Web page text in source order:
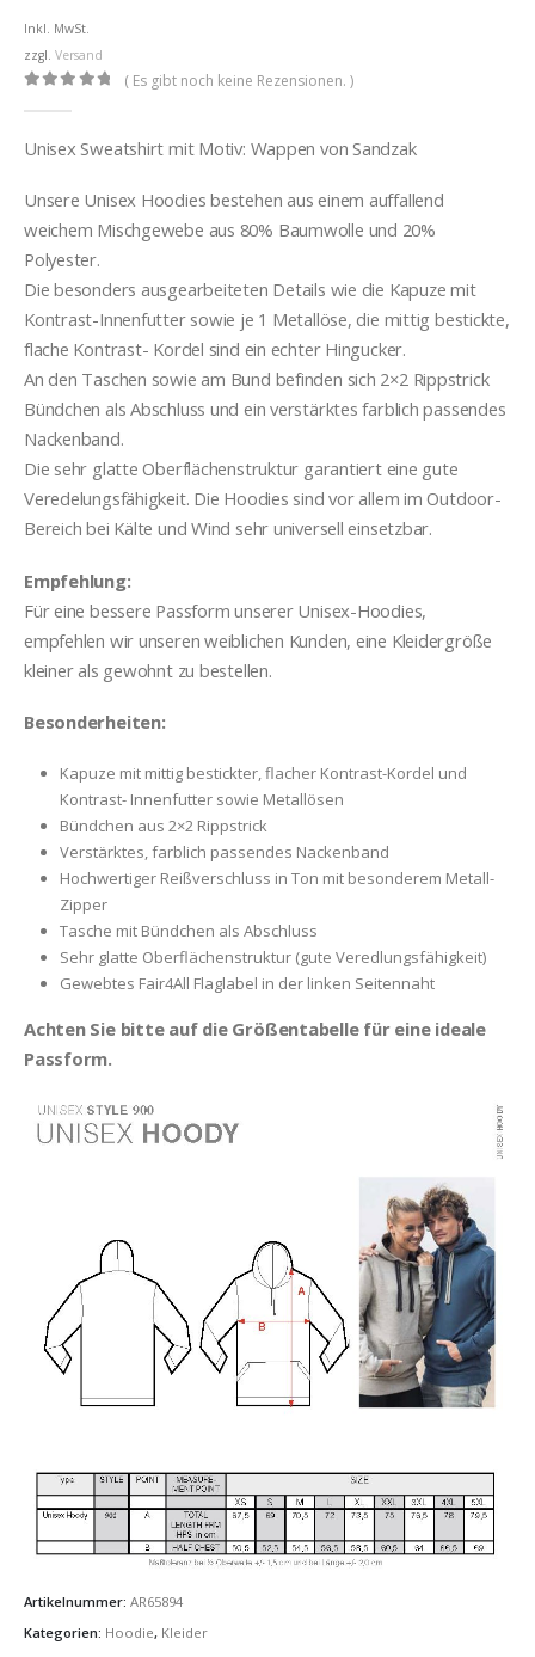
Inkl. MwSt.
zzgl. Versand
( Es gibt noch keine Rezensionen. )
Unisex Sweatshirt mit Motiv: Wappen von Sandzak
Unsere Unisex Hoodies bestehen aus einem auffallend
weichem Mischgewebe aus 80% Baumwolle und 20%
Polyester.
Die besonders ausgearbeiteten Details wie die Kapuze mit
Kontrast-Innenfutter sowie je 1 Metallöse, die mittig bestickte,
flache Kontrast- Kordel sind ein echter Hingucker.
An den Taschen sowie am Bund befinden sich 2×2 Rippstrick
Bündchen als Abschluss und ein verstärktes farblich passendes
Nackenband.
Die sehr glatte Oberflächenstruktur garantiert eine gute
Veredelungsfähigkeit. Die Hoodies sind vor allem im Outdoor-
Bereich bei Kälte und Wind sehr universell einsetzbar.
Empfehlung:
Für eine bessere Passform unserer Unisex-Hoodies,
empfehlen wir unseren weiblichen Kunden, eine Kleidergröße
kleiner als gewohnt zu bestellen.
Besonderheiten:
Kapuze mit mittig bestickter, flacher Kontrast-Kordel und
Kontrast- Innenfutter sowie Metallösen
Bündchen aus 2×2 Rippstrick
Verstärktes, farblich passendes Nackenband
Hochwertiger Reißverschluss in Ton mit besonderem Metall-
Zipper
Tasche mit Bündchen als Abschluss
Sehr glatte Oberflächenstruktur (gute Veredlungsfähigkeit)
Gewebtes Fair4All Flaglabel in der linken Seitennaht
Achten Sie bitte auf die Größentabelle für eine ideale
Passform.
Artikelnummer: AR65894
Kategorien: Hoodie, Kleider